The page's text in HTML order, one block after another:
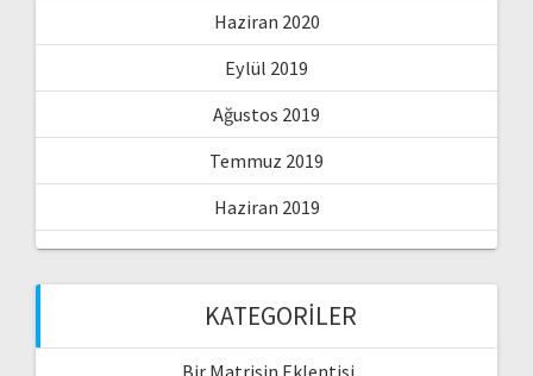
Haziran 2020
Eylül 2019
Ağustos 2019
Temmuz 2019
Haziran 2019
KATEGORILER
Bir Matrisin Eklentisi